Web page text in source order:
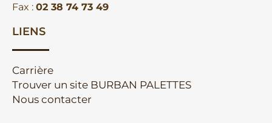
Fax : 02 38 74 73 49
LIENS
Carrière
Trouver un site BURBAN PALETTES
Nous contacter